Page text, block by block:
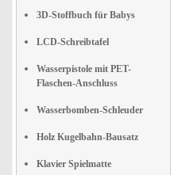
3D-Stoffbuch für Babys
LCD-Schreibtafel
Wasserpistole mit PET-
Flaschen-Anschluss
Wasserbomben-Schleuder
Holz Kugelbahn-Bausatz
Klavier Spielmatte